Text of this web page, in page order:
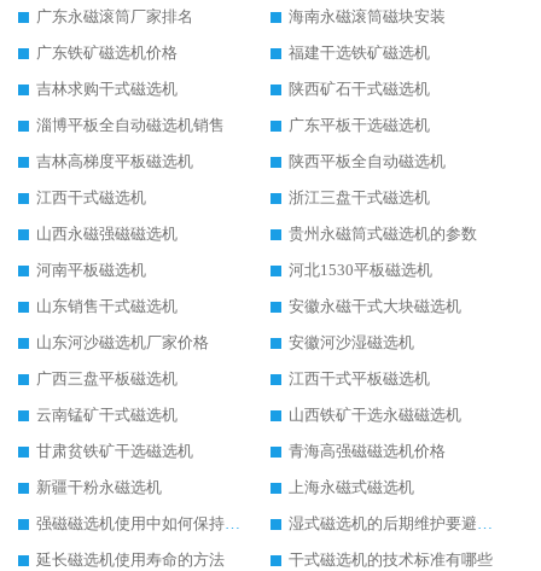
广东永磁滚筒厂家排名
海南永磁滚筒磁块安装
广东铁矿磁选机价格
福建干选铁矿磁选机
吉林求购干式磁选机
陕西矿石干式磁选机
淄博平板全自动磁选机销售
广东平板干选磁选机
吉林高梯度平板磁选机
陕西平板全自动磁选机
江西干式磁选机
浙江三盘干式磁选机
山西永磁强磁磁选机
贵州永磁筒式磁选机的参数
河南平板磁选机
河北1530平板磁选机
山东销售干式磁选机
安徽永磁干式大块磁选机
山东河沙磁选机厂家价格
安徽河沙湿磁选机
广西三盘平板磁选机
江西干式平板磁选机
云南锰矿干式磁选机
山西铁矿干选永磁磁选机
甘肃贫铁矿干选磁选机
青海高强磁磁选机价格
新疆干粉永磁选机
上海永磁式磁选机
强磁磁选机使用中如何保持其顺畅运行
湿式磁选机的后期维护要避开哪些坑
延长磁选机使用寿命的方法
干式磁选机的技术标准有哪些